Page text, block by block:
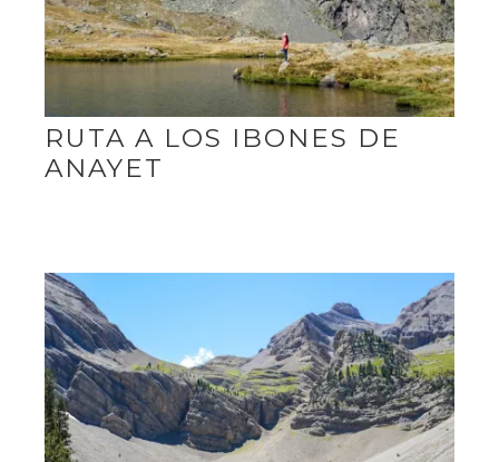
RUTA A LOS IBONES DE
ANAYET